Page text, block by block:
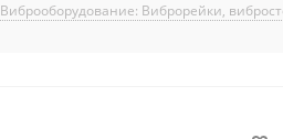
Виброоборудование: Виброрейки,